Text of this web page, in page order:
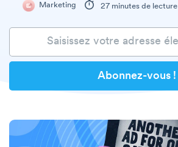
Marketing 27 minutes de lecture